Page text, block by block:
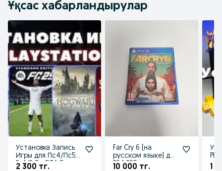
Ұқсас хабарландырулар
Установка Запись
Игры для Пс4/Пс5
Ps4/Ps5- GTA 5
2 300 тг.
Far Cry 6 (на
русском языке) для
PS4 PS5
10 000 тг. 1